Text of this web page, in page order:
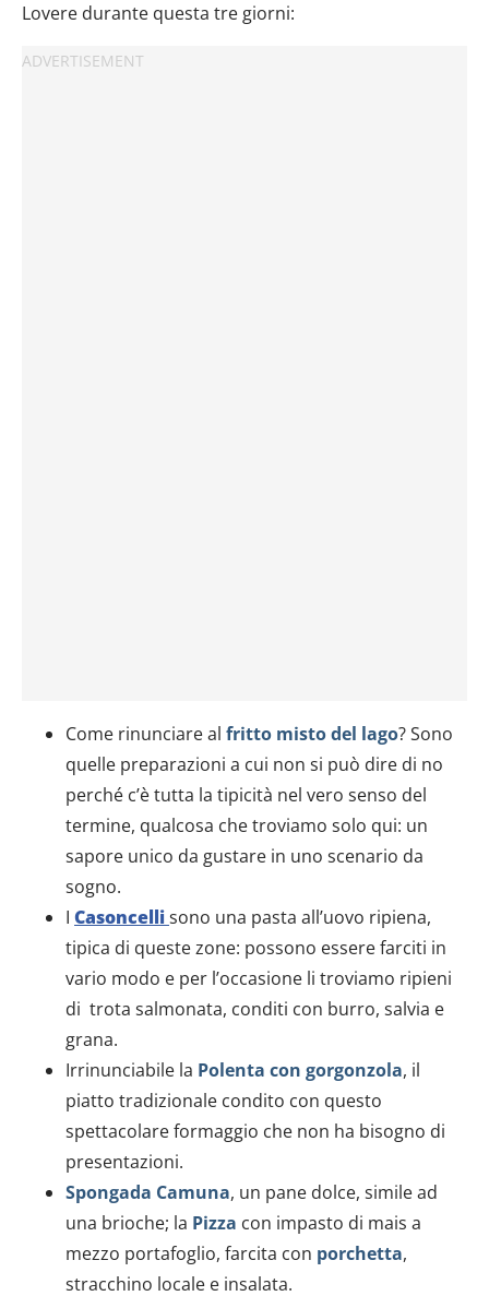
Lovere durante questa tre giorni:
Come rinunciare al fritto misto del lago? Sono
quelle preparazioni a cui non si può dire di no
perché c’è tutta la tipicità nel vero senso del
termine, qualcosa che troviamo solo qui: un
sapore unico da gustare in uno scenario da
sogno.
I Casoncellisono una pasta all’uovo ripiena,
tipica di queste zone: possono essere farciti in
vario modo e per l’occasione li troviamo ripieni
di trota salmonata, conditi con burro, salvia e
grana.
Irrinunciabile la Polenta con gorgonzola, il
piatto tradizionale condito con questo
spettacolare formaggio che non ha bisogno di
presentazioni.
Spongada Camuna, un pane dolce, simile ad
una brioche; la Pizza con impasto di mais a
mezzo portafoglio, farcita con porchetta,
stracchino locale e insalata.